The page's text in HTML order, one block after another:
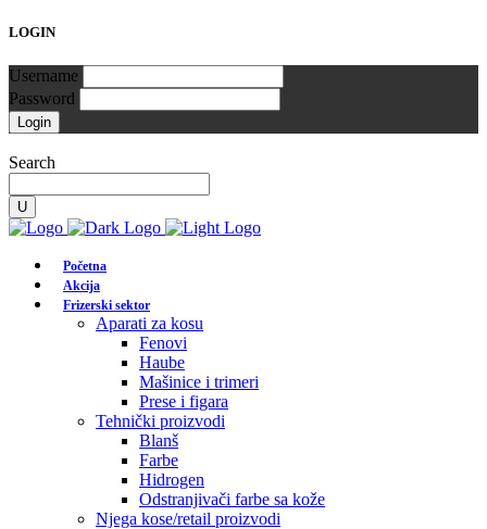
LOGIN
Username
Password
Search
Početna
Akcija
Frizerski sektor
Aparati za kosu
Fenovi
Haube
Mašinice i trimeri
Prese i figara
Tehnički proizvodi
Blanš
Farbe
Hidrogen
Odstranjivači farbe sa kože
Njega kose/retail proizvodi